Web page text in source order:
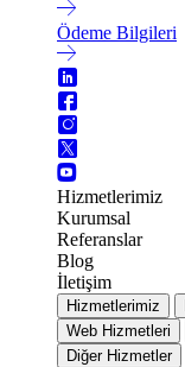
Ödeme Bilgileri
Hizmetlerimiz
Kurumsal
Referanslar
Blog
İletişim
Hizmetlerimiz
Web Hizmetleri
Diğer Hizmetler